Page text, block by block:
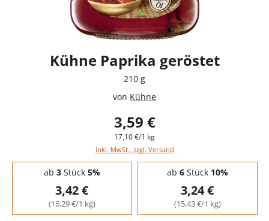
Kühne Paprika geröstet
210 g
von Kühne
3,59 €
17,10 €/1 kg
inkl. MwSt., zzgl. Versand
Staffelpreise - Mengenrabatt
ab 3Stück 5%
3,42 €
(16,29 €/1 kg)
ab 6Stück 10%
3,24 €
(15,43 €/1 kg)